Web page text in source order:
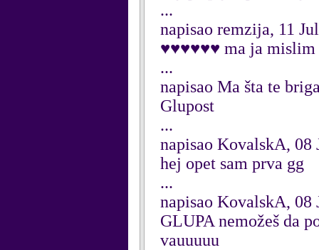
...
napisao remzija, 11
♥♥♥♥♥♥ ma ja mislim
...
napisao Ma šta te
Glupost
...
napisao KovalskA, 08
hej opet sam prva gg
...
napisao KovalskA, 08
GLUPA nemožeš da
vauuuuu